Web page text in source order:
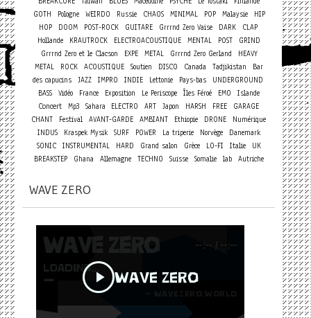
GOTH
Pologne WEIRDO Russie CHAOS MINIMAL POP Malaysie
HIP
HOP
DOOM POST-ROCK GUITARE Grrrnd Zero Vaise DARK
CLAP
Hollande
KRAUTROCK ELECTROACOUSTIQUE MENTAL POST
GRIND
Grrrnd Zero et le Clacson
EXPE METAL Grrrnd Zero Gerland
HEAVY
METAL
ROCK ACOUSTIQUE Soutien DISCO Canada Tadjikistan
Bar
des capucins JAZZ IMPRO INDIE Lettonie Pays-bas
UNDERGROUND
BASS
Vidéo France Exposition Le Periscope Îles Féroé EMO Islande
Concert Mp3 Sahara ELECTRO ART Japon HARSH FREE
GARAGE
CHANT
Festival AVANT-GARDE AMBIANT Ethiopie DRONE
Numérique
INDUS
Kraspek Mysik SURF POWER La triperie Norvège
Danemark
SONIC
INSTRUMENTAL HARD Grand salon Grèce LO-FI Italie
UK
BREAKSTEP
Ghana Allemagne TECHNO Suisse Somalie lab Autriche
WAVE ZERO